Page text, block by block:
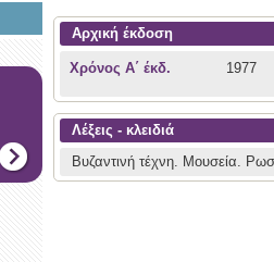
Αρχική έκδοση
Χρόνος Α΄ έκδ. 1977
Λέξεις - κλειδιά
Βυζαντινή τέχνη. Μουσεία.